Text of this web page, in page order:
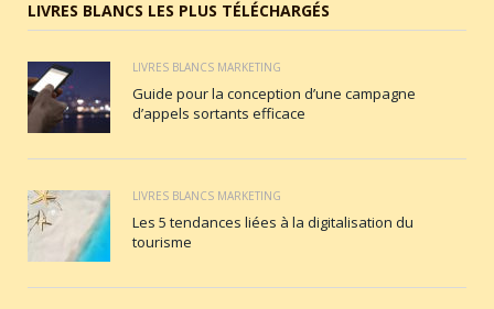
LIVRES BLANCS LES PLUS TÉLÉCHARGÉS
LIVRES BLANCS MARKETING
Guide pour la conception d’une campagne
d’appels sortants efficace
LIVRES BLANCS MARKETING
Les 5 tendances liées à la digitalisation du
tourisme